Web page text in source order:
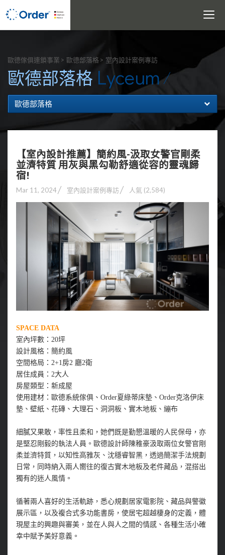
Toggle
歐德傢俱連鎖事業 歐德部落格 室內設計案例專訪
歐德部落格 Lyceum
歐德部落格
【室內設計推薦】簡約風-汲取女警官剛柔
並濟特質 用灰與黑勾勒舒適從容的靈魂歸
宿!
Mar 11, 2024 室內設計案例專訪 人氣 (2,584)
SPACE DATA
室內坪數：20坪
設計風格：簡約風
空間格局：2+1房2 廳2衛
居住成員：2大人
房屋類型：新成屋
使用建材：歐德系統傢俱、Order夏綠蒂床墊、Order克洛伊床
墊、壁紙、花磚、大理石、洞洞板、實木地板、繃布
細膩又果敢，率性且柔和，她們既是勤懇溫暖的人民保母，亦
是堅忍剛毅的執法人員。歐德設計師陳稚豪汲取兩位女警官剛
柔並濟特質，以知性高雅灰、沈穩睿智黑，透過簡潔手法規劃
日常，同時納入兩人嚮往的復古實木地板及老件藏品，混搭出
獨有的迷人風情。
循著兩人喜好的生活軌跡，悉心規劃居家電影院、藏品與警徽
展示區，以及複合式多功能書房，使居宅超越棲身的定義，體
現屋主的興趣與審美，並在人與人之間的情感、各種生活小確
幸中賦予美好意義。